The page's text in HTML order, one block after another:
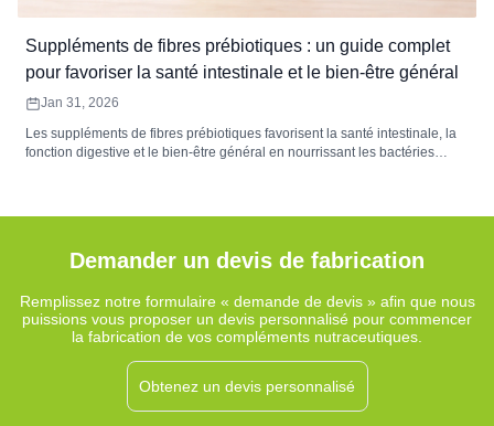
Suppléments de fibres prébiotiques : un guide complet
pour favoriser la santé intestinale et le bien-être général
Jan 31, 2026
Les suppléments de fibres prébiotiques favorisent la santé intestinale, la
fonction digestive et le bien-être général en nourrissant les bactéries
Demander un devis de fabrication
Remplissez notre formulaire « demande de devis » afin que nous
puissions vous proposer un devis personnalisé pour commencer
la fabrication de vos compléments nutraceutiques.
Obtenez un devis personnalisé